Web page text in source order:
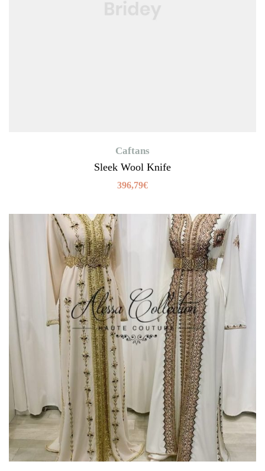
Caftans
Sleek Wool Knife
396,79€